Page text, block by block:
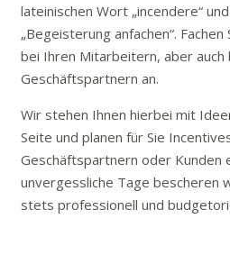
lateinischen Wort „incendere“
„Begeisterung anfachen“.
bei Ihren Mitarbeitern, aber auch
Geschäftspartnern an.
Wir stehen Ihnen hierbei mit
Seite und planen für Sie
Geschäftspartnern oder Kunden
unvergessliche Tage bescheren
stets professionell und